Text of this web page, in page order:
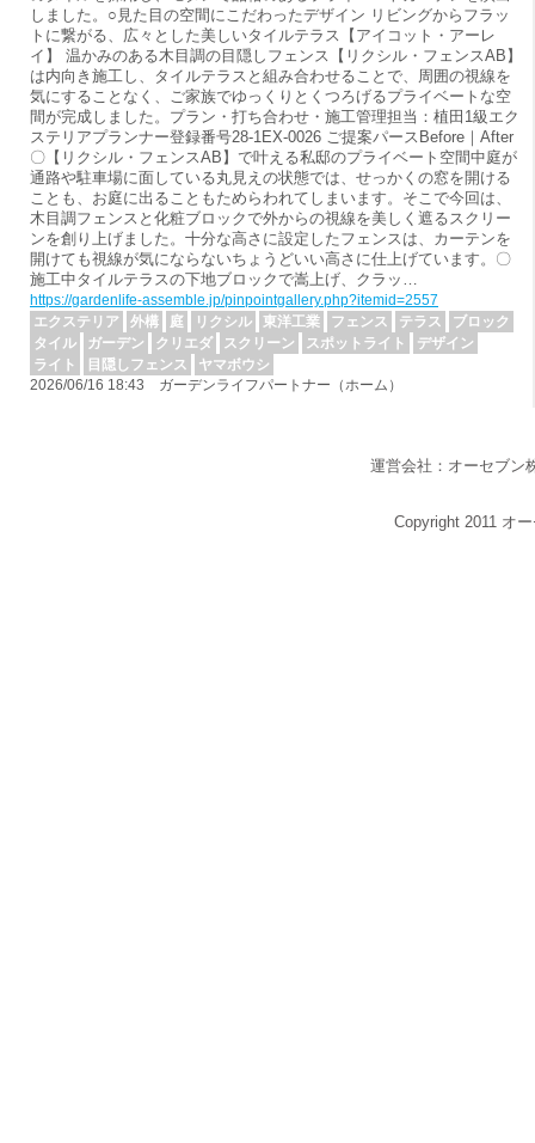
しました。○見た目の空間にこだわったデザイン リビングからフラッ
トに繋がる、広々とした美しいタイルテラス【アイコット・アーレ
イ】 温かみのある木目調の目隠しフェンス【リクシル・フェンスAB】
は内向き施工し、タイルテラスと組み合わせることで、周囲の視線を
気にすることなく、ご家族でゆっくりとくつろげるプライベートな空
間が完成しました。プラン・打ち合わせ・施工管理担当：植田1級エク
ステリアプランナー登録番号28-1EX-0026 ご提案パースBefore｜After
〇【リクシル・フェンスAB】で叶える私邸のプライベート空間中庭が
通路や駐車場に面している丸見えの状態では、せっかくの窓を開ける
ことも、お庭に出ることもためらわれてしまいます。そこで今回は、
木目調フェンスと化粧ブロックで外からの視線を美しく遮るスクリー
ンを創り上げました。十分な高さに設定したフェンスは、カーテンを
開けても視線が気にならないちょうどいい高さに仕上げています。〇
施工中タイルテラスの下地ブロックで嵩上げ、クラッ…
https://gardenlife-assemble.jp/pinpointgallery.php?itemid=2557
エクステリア
外構 庭 リクシル 東洋工業 フェンス テラス
ブロック
タイル
ガーデン クリエダ スクリーン スポットライト
デザイン
ライト
目隠しフェンス
ヤマボウシ
2026/06/16 18:43 ガーデンライフパートナー（ホーム）
運営会社：オーセブン
Copyright 2011 オ